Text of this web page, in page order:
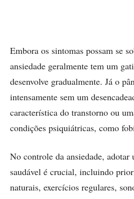
Embora os sintomas possam se
ansiedade geralmente tem um
desenvolve gradualmente. Já o
intensamente sem um
característica do transtorno ou
condições psiquiátricas, como
No controle da ansiedade,
saudável é crucial, incluindo
naturais, exercícios regulares,